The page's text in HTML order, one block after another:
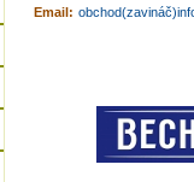
Email: